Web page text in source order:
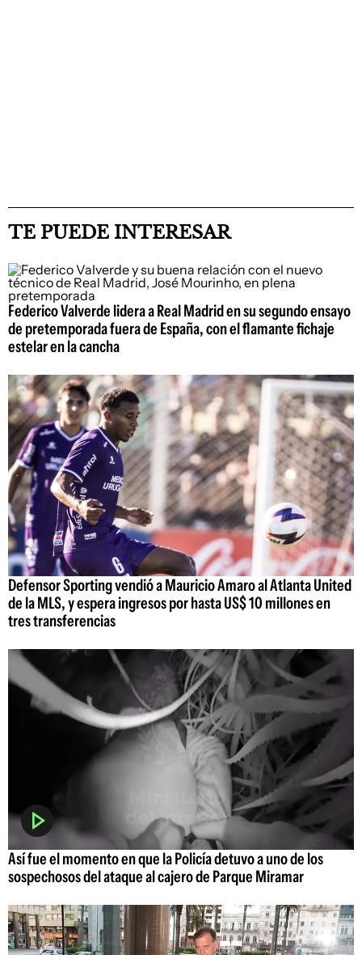
TE PUEDE INTERESAR
Federico Valverde lidera a Real Madrid en su segundo ensayo
de pretemporada fuera de España, con el flamante fichaje
estelar en la cancha
Defensor Sporting vendió a Mauricio Amaro al Atlanta United
de la MLS, y espera ingresos por hasta US$ 10 millones en
tres transferencias
Así fue el momento en que la Policía detuvo a uno de los
sospechosos del ataque al cajero de Parque Miramar